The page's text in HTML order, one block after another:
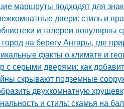
маршруты подходят для
двери: стиль и
и галереи популярны
город на берегу Ангары, где
факты о климате и
с серыми дверями: как
скрывают подземные
двухкомнатную
и стиль: скамья на